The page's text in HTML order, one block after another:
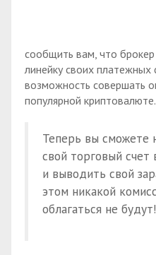
сообщить вам, что
линейку своих платежных
возможность совершать
популярной криптовалюте.
Теперь вы сможете
свой торговый счет
и выводить свой
этом никакой
облагаться не будут!